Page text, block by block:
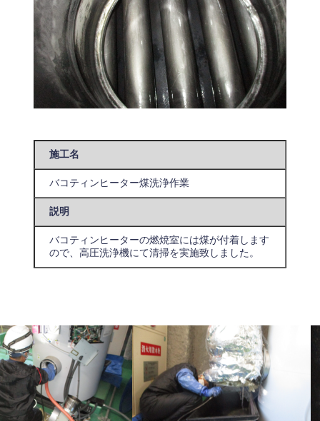
施工名
バコティンヒーター煤洗浄作業
説明
バコティンヒーターの燃焼室には煤が付着します
ので、高圧洗浄機にて清掃を実施致しました。